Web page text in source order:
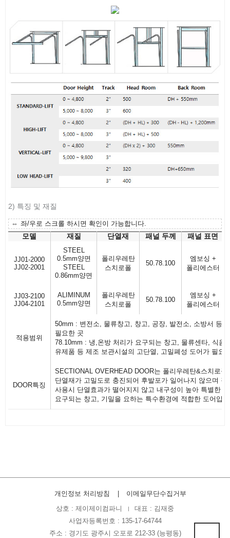
2) 특징 및 재질
좌/우로 스크롤 하시면 확인이 가능합니다.
모델 재질 단열재 패널 두께 패널 표면
JJ01-2000
JJ02-2001
STEEL
0.5mm양면
STEEL
0.86mm양면
폴리우레탄
스치로폴
50.78.100
엠보싱 +
폴리에스터
JJ03-2100
JJ04-2101
ALIMINUM
0.5mm양면
폴리우레탄
스치로폴
50.78.100
엠보싱 +
폴리에스터
적용범위
50mm : 변전소, 물류창고, 창고, 공장, 발전소, 소방서 등
필요한 곳
78.10mm : 냉,온방 처리가 요구되는 창고, 물류센타, 식음
유제품 등 제조 보관시설의 고단열, 고밀폐성 도어가 필요
DOOR특징
SECTIONAL OVERHEAD DOOR는 폴리우레탄&스치로폴
단열재가 고밀도로 충진되어 후발포가 일어나지 않으며 장
사용시 단열효과가 떨어지지 않고 내구성이 높아 특별한
요구되는 창고, 기밀을 요하는 특수환경에 적합한 도어입
상호 : 제이제이컴파니 |
대표 : 김재중
사업자등록번호 : 135-17-64744
주소 : 경기도 광주시 오포로 212-33 (능평동)
개인정보 처리방침 이메일무단수집거부